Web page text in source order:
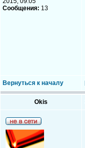
Сообщения: 13
Вернуться к началу
Okis